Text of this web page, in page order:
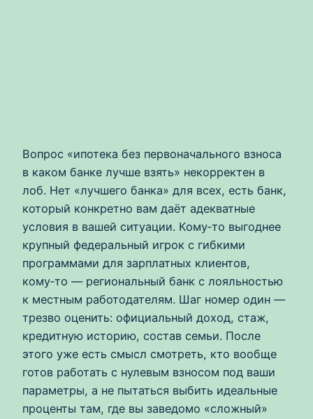
Вопрос «ипотека без первоначального взноса
в каком банке лучше взять» некорректен в
лоб. Нет «лучшего банка» для всех, есть банк,
который конкретно вам даёт адекватные
условия в вашей ситуации. Кому‑то выгоднее
крупный федеральный игрок с гибкими
программами для зарплатных клиентов,
кому‑то — региональный банк с лояльностью
к местным работодателям. Шаг номер один —
трезво оценить: официальный доход, стаж,
кредитную историю, состав семьи. После
этого уже есть смысл смотреть, кто вообще
готов работать с нулевым взносом под ваши
параметры, а не пытаться выбить идеальные
проценты там, где вы заведомо «сложный»